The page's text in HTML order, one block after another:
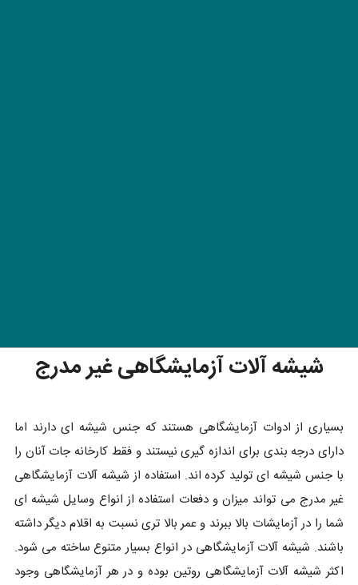
شیشه آلات آزمایشگاهی غیر مدرج
بسیاری از ادوات آزمایشگاهی هستند که جنس شیشه ای دارند اما
دارای درجه بندی برای اندازه گیری نیستند و فقط کارخانه جات آنان را
با جنس شیشه ای تولید کرده اند. استفاده از شیشه آلات آزمایشگاهی
غیر مدرج می تواند میزان و دفعات استفاده از انواع وسایل شیشه ای
شما را در آزمایشات بالا ببرند و عمر بالا تری نسبت به اقلام دیگر داشته
باشند. شیشه آلات آزمایشگاهی در انواع بسیار متنوع ساخته می شود.
اکثر شیشه آلات آزمایشگاهی روتین بوده و در هر آزمایشگاهی وجود